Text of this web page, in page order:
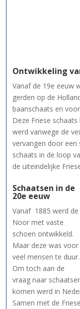
Ontwikkeling
Vanaf de 19e eeuw
gerden op de
baanschaats en
Deze Friese
werd vanwege de
vervangen door een
schaats in de loop
de uiteindelijke
Schaatsen in de
20e eeuw
Vanaf 1885 werd de
Noor met vaste
schoen ontwikkeld.
Maar deze was voor
veel mensen te duur.
Om toch aan de
vraag naar
komen werd in
Samen met de